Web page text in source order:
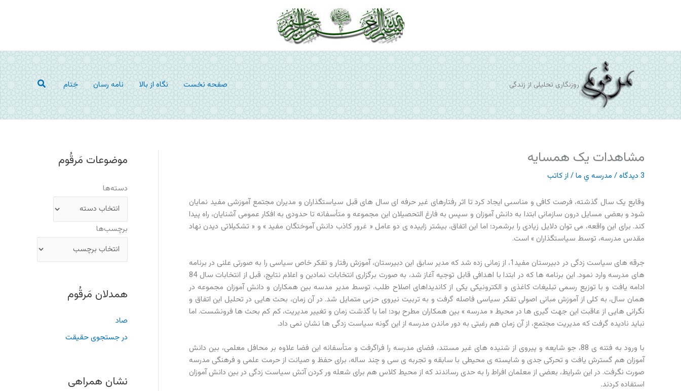
روزنگاری تحلیلی از زندگی صفحه نخست نگاه از بالا نامه رسان خِتام جستجو
مشاهدات یک همسایه
3 دیدگاه / مدرسه ي ما/ ازکاتب
وقایع یک سال گذشته، فرصت کافی و مناسبی ایجاد کرد تا اثر رفتارهای غیر حرفه ای سال های قبل سیاستگذاران و مدیران مجتمع آموزشی مفید نمایان
شود و بعضی مسایل درون سازمانی ابتدا به دانش آموزان و سپس به فارغ التحصیلان این مجموعه و متأسفانه تا حدودی به افکار عمومی آشنایان، راه پیدا
کند. برای این واقعه، می توان دلایل زیادی را برشمرد؛ اما این اتفاق، بیشتر زاییده ی دو عامل « غرور کاذب دانش آموختگان مفید » و « تشکیلاتی دیدن نهاد
مقدس مدرسه، توسط سیاستگذاران » است.
جرقه های سیاست زدگی در دبیرستان مفید1، از زمانی زده شد که مدیر سابق این دبیرستان، آموزش رفتار و تفکر خاص سیاسی را به صورتی علنی در برنامه
های مدرسه وارد نمود. این برنامه ها که در ابتدا با اهدافی قابل توجیه آغاز شد، به صورت برگزاری انتخابات نمادین و اعلام نتایج، قبل از انتخابات سال 84
ادامه یافت و با توزیع رسمی تبلیغات کاغذی و الکترونیکی یکی از کاندیداهای اصلاح طلب، توسط مدیر مدسه بین همکاران و دانش آموزان مجموعه در
همان سال، به کلی از آموزش مبانی اصولی تفکر سیاسی فاصله گرفت و به تربیت نیروی حزبی متمایل شد. در آن زمان، بحث هایی در تحلیل این اتفاق و
نگرانی هایی از عاقبت این جهت گیری ها در محیط « مدرسه » بین همکاران مطرح بود؛ اما با گذشت زمان و تغییر مدیریت، کم کم بحث ها فرونشست. اما
نباید نادیده گرفت که مدیریت مجتمع، از آن زمان هم رغبتی به دور ماندن مدرسه از این گونه سیاست زدگی ها نشان نمی داد.
با ورود به فتنه ی 88، جو شایعه و پیروی از شنیده های غیر مستند، فضای مدرسه را فراگرفت و متأسفانه این فضا علاوه بر محافل معلمی، بین دانش
آموزان هم گسترش یافت و تحرکی جدی و شایسته ی محیطی با سابقه و تجربه ی سی و چند ساله، برای حفظ و صیانت از حرمت علمی و فرهنگی مدرسه
صورت نگرفت. در این شرایط، بعضی از معلمان افراط را به حدی رساندند که از محیط کلاس هم برای شعله ور کردن آتش سیاست زدگی در بین دانش آموزان
استفاده کردند.
موضوعات مَرقُوم
دسته‌ها
برچسب‌ها
همدلان مَرقُوم
صاد
در جستجوی حقیقت
نشان همراهی